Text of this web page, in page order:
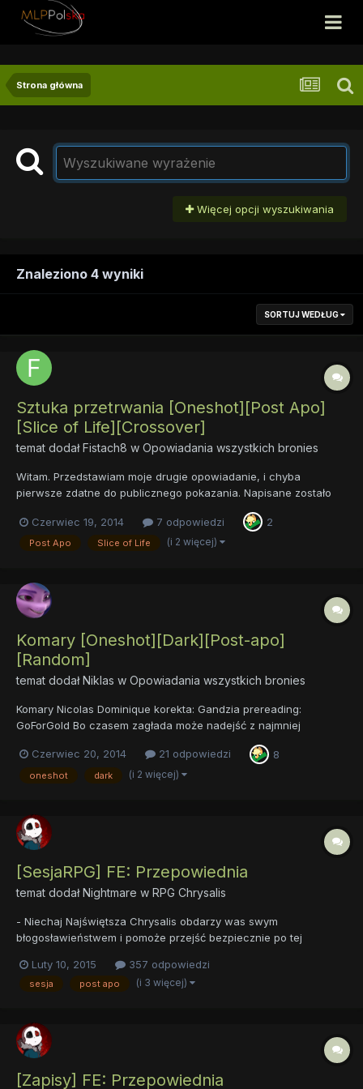
Strona główna
Więcej opcji wyszukiwania
Znaleziono 4 wyniki
SORTUJ WEDŁUG
Sztuka przetrwania [Oneshot][Post Apo]
[Slice of Life][Crossover]
temat dodałFistach8 w Opowiadania wszystkich bronies
Witam. Przedstawiam moje drugie opowiadanie, i chyba
pierwsze zdatne do publicznego pokazania. Napisane zostało
nagrodach widniejących w moim profilu, nie udało mi się zdobyć
miejsca na podium Całość nie jest długa, bo posiada ledwie
Czerwiec 19, 2014 7 odpowiedzi 2
Post Apo Slice of Life (i 2 więcej)
Komary [Oneshot][Dark][Post-apo]
[Random]
temat dodałNiklas w Opowiadania wszystkich bronies
Komary Nicolas Dominique korekta: Gandzia prereading:
GoForGold Bo czasem zagłada może nadejść z najmniej
Literackim.
Czerwiec 20, 2014 21 odpowiedzi 8
oneshot dark (i 2 więcej)
[SesjaRPG] FE: Przepowiednia
temat dodałNightmare w RPG Chrysalis
- Niechaj Najświętsza Chrysalis obdarzy was swym
błogosławieństwem i pomoże przejść bezpiecznie po tej
podchodziła po kolei do każdego z uczestników wyprawy, by
namalować mu farbą znak na klatce piersiowej. Znak, na
Luty 10, 2015 357 odpowiedzi
sesja post apo (i 3 więcej)
[Zapisy] FE: Przepowiednia